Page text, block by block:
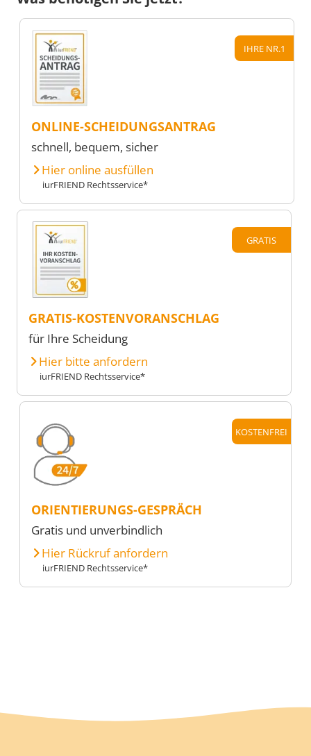
IHRE NR.1
ONLINE-SCHEIDUNGSANTRAG
schnell, bequem, sicher
Hier online ausfüllen
iurFRIEND Rechtsservice*
GRATIS
GRATIS-KOSTENVORANSCHLAG
für Ihre Scheidung
Hier bitte anfordern
iurFRIEND Rechtsservice*
KOSTENFREI
ORIENTIERUNGS-GESPRÄCH
Gratis und unverbindlich
Hier Rückruf anfordern
iurFRIEND Rechtsservice*